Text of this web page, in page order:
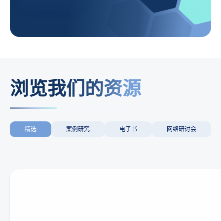
浏览我们的资源
精选 案例研究 电子书 网络研讨会